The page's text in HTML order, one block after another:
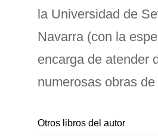
la Universidad de
Navarra (con la
encarga de atender
numerosas obras
Otros libros del autor